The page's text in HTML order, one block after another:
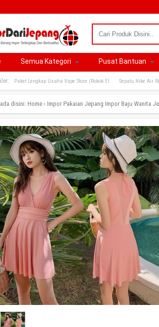
Semua Kategori Pusat Bantuan
Paket Lengkap Usaha Vape Store (Rokok El Sepatu Nike Air
disini: Home › Impor Pakaian Jepang Impor Baju Wanita